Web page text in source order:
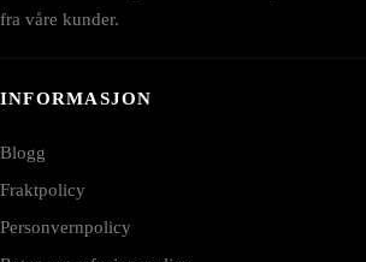
fra våre kunder.
INFORMASJON
Blogg
Fraktpolicy
Personvernpolicy